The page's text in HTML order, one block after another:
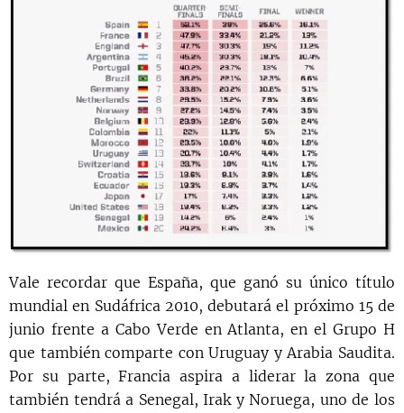
Vale recordar que España, que ganó su único título
mundial en Sudáfrica 2010, debutará el próximo 15 de
junio frente a Cabo Verde en Atlanta, en el Grupo H
que también comparte con Uruguay y Arabia Saudita.
Por su parte, Francia aspira a liderar la zona que
también tendrá a Senegal, Irak y Noruega, uno de los